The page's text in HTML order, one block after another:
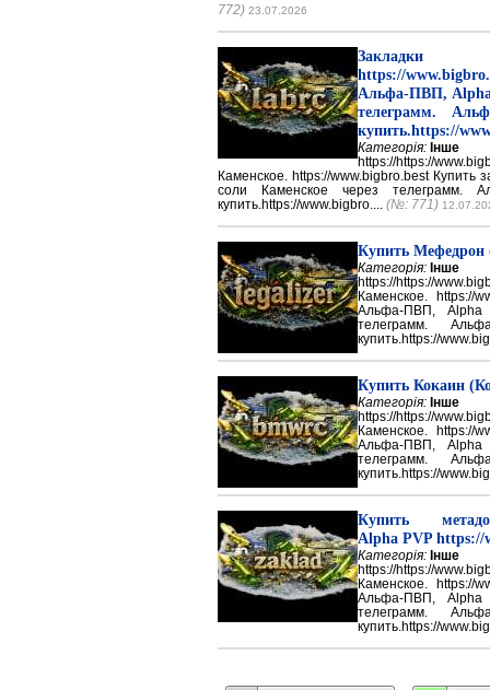
772) 23.07.2026
Закладки
https://
Альфа-ПВП, Alpha
телеграмм.
купить.https://
Категорія: Інше
https://https://
Каменское. https://www.bigbro.best Купить
соли Каменское через телеграмм.
купить.https://www.bigbro.... (№: 771)
Купить
Категорія: Інше
https://https://
Каменское. https://
Альфа-ПВП, Alpha
телеграмм.
купить.https://
Купить Кокаин
Категорія: Інше
https://https://
Каменское. https://
Альфа-ПВП, Alpha
телеграмм.
купить.https://
Купить
Alpha PVP https://
Категорія: Інше
https://https://
Каменское. https://
Альфа-ПВП, Alpha
телеграмм.
купить.https://